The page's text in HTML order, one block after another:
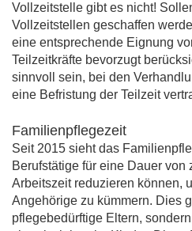
Vollzeitstelle gibt es nicht!
Vollzeitstellen geschaffen
eine entsprechende Eignung
Teilzeitkräfte bevorzugt
sinnvoll sein, bei den
eine Befristung der Teilzeit
Familienpflegezeit
Seit 2015 sieht das
Berufstätige für eine Dauer von
Arbeitszeit reduzieren können,
Angehörige zu kümmern. Dies
pflegebedürftige Eltern,